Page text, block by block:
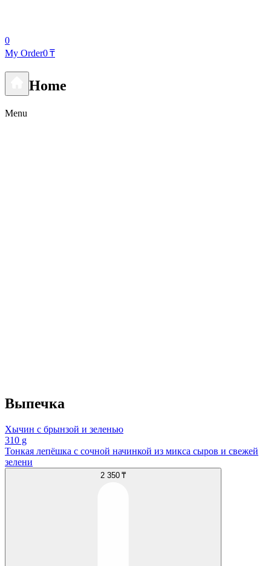
0
My Order0 ₸
Home
Menu
Выпечка
Хычин с брынзой и зеленью
310 g
Тонкая лепёшка с сочной начинкой из микса сыров и свежей
зелени
2 350 ₸